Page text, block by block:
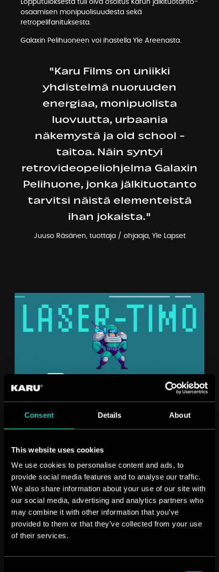
Consent Details About
This website uses cookies
We use cookies to personalise content and ads, to
provide social media features and to analyse our traffic.
We also share information about your use of our site with
our social media, advertising and analytics partners who
may combine it with other information that you’ve
provided to them or that they’ve collected from your use
of their services.
Lopputuloksesta tuli oiva osoitus Karun jälkituotanto-
osaamisen monipuolisuudesta sekä
retropelifanituksesta.
Galaxin Pelihuoneen voi ihastella Yle Areenasta
"Karu Films on uniikki
yhdistelmä nuoruuden
energiaa, monipuolista
luovuutta, urbaania
näkemystä ja old school -
taitoa. Näin syntyi
retrovideopeliohjelma Galaxin
Pelihuone, jonka jälkituotanto
tarvitsi näistä elementeistä
ihan jokaista."
Juuso Räsänen, tuottaja / ohjaaja, Yle Lapset